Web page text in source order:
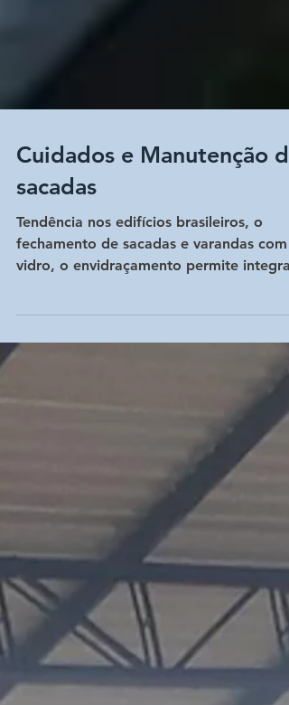
Cuidados e Manutenção de
sacadas
Tendência nos edifícios brasileiros, o
fechamento de sacadas e varandas com
áreas internas e extern